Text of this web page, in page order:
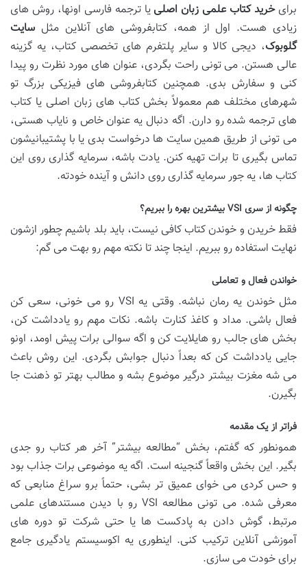
برایخرید کتاب علمی زبان اصلی یا ترجمه فارسی اونها، روش های
زیادی هست. اول از همه، کتابفروشی های آنلاین مثل سایت
گلوبوک، دیجی کالا و سایر پلتفرم های تخصصی کتاب، یه گزینه
عالی هستن. می تونی راحت بگردی، عنوان های مورد نظرت رو پیدا
کنی و سفارش بدی. همچنین کتابفروشی های فیزیکی بزرگ تو
شهرهای مختلف هم معمولاً بخش کتاب های زبان اصلی یا کتاب
های ترجمه شده رو دارن. اگه دنبال یه عنوان خاص و نایاب هستی،
می تونی از طریق همین سایت ها درخواست بدی یا با پشتیبانیشون
تماس بگیری تا برات تهیه کنن. یادت باشه، سرمایه گذاری روی این
کتاب ها، یه جور سرمایه گذاری روی دانش و آینده خودته.
چگونه از سری VSI بیشترین بهره را ببریم؟
فقط خریدن و خوندن کتاب کافی نیست، باید بلد باشیم چطور ازشون
نهایت استفاده رو ببریم. اینجا چند تا نکته مهم رو بهت می گم:
خواندن فعال و تعاملی
مثل خوندن یه رمان نباشه. وقتی یه VSI رو می خونی، سعی کن
فعال باشی. مداد و کاغذ کنارت باشه. نکات مهم رو یادداشت کن،
بخش های جالب رو هایلایت کن و اگه سوالی برات پیش اومد، اونو
جایی یادداشت کن که بعداً دنبال جوابش بگردی. این روش باعث
می شه مغزت بیشتر درگیر موضوع بشه و مطالب بهتر تو ذهنت جا
بگیرن.
فراتر از یک مقدمه
همونطور که گفتم، بخش “مطالعه بیشتر” آخر هر کتاب رو جدی
بگیر. این بخش واقعاً گنجینه است. اگه یه موضوعی برات جذاب بود
و حس کردی می خوای عمیق تر بشی، حتماً برو سراغ منابعی که
معرفی شده. می تونی مطالعه VSI رو با دیدن مستندهای علمی
مرتبط، گوش دادن به پادکست ها یا حتی شرکت تو دوره های
آموزشی آنلاین ترکیب کنی. اینطوری یه اکوسیستم یادگیری جامع
برای خودت می سازی.